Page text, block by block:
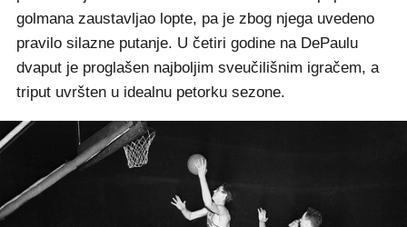
golmana zaustavljao lopte, pa je zbog njega uvedeno
pravilo silazne putanje. U četiri godine na DePaulu
dvaput je proglašen najboljim sveučilišnim igračem, a
triput uvršten u idealnu petorku sezone.